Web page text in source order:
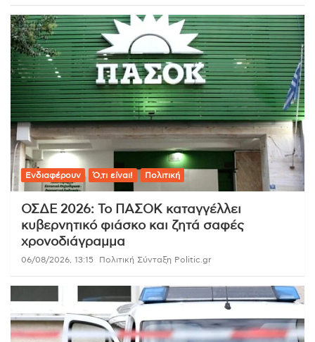
Ενδιαφέρουν Ό,τι είναι! Πολιτική
ΟΣΔΕ 2026: Το ΠΑΣΟΚ καταγγέλλει
κυβερνητικό φιάσκο και ζητά σαφές
χρονοδιάγραμμα
06/08/2026, 13:15 Πολιτική Σύνταξη Politic.gr